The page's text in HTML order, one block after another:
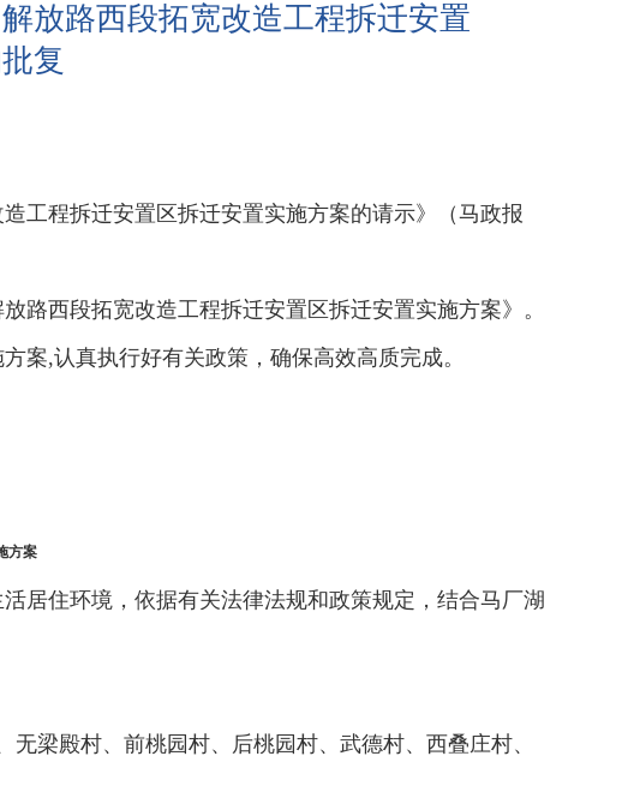
放路西段拓宽改造工程拆迁安置
复
工程拆迁安置区拆迁安置实施方案的请示》（马政报
路西段拓宽改造工程拆迁安置区拆迁安置实施方案》。
案,认真执行好有关政策，确保高效高质完成。
方案
居住环境，依据有关法律法规和政策规定，结合马厂湖
梁殿村、前桃园村、后桃园村、武德村、西叠庄村、